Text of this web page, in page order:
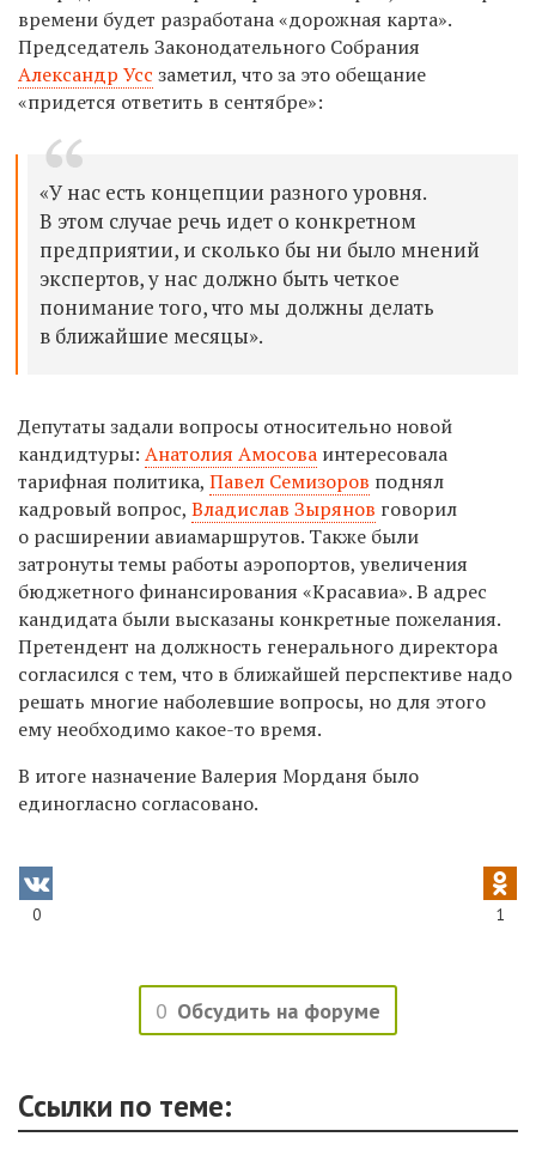
времени будет разработана «дорожная карта».
Председатель Законодательного Собрания
Александр Усс заметил, что за это обещание
«придется ответить в сентябре»:
«У нас есть концепции разного уровня.
В этом случае речь идет о конкретном
предприятии, и сколько бы ни было мнений
экспертов, у нас должно быть четкое
понимание того, что мы должны делать
в ближайшие месяцы».
Депутаты задали вопросы относительно новой
кандидтуры: Анатолия Амосова интересовала
тарифная политика, Павел Семизоров поднял
кадровый вопрос, Владислав Зырянов говорил
о расширении авиамаршрутов. Также были
затронуты темы работы аэропортов, увеличения
бюджетного финансирования «Красавиа». В адрес
кандидата были высказаны конкретные пожелания.
Претендент на должность генерального директора
согласился с тем, что в ближайшей перспективе надо
решать многие наболевшие вопросы, но для этого
ему необходимо какое-то время.
В итоге назначение Валерия Морданя было
единогласно согласовано.
0 1
0 Обсудить на форуме
Ссылки по теме: